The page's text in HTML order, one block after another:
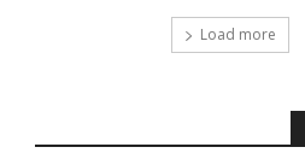
Load more